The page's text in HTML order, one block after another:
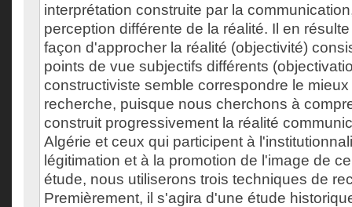
interprétation construite par la
perception différente de la réalité. Il en
façon d'approcher la réalité (objectivité)
points de vue subjectifs différents
constructiviste semble correspondre le
recherche, puisque nous cherchons à
construit progressivement la réalité
Algérie et ceux qui participent à
légitimation et à la promotion de l'image de
étude, nous utiliserons trois techniques de
Premièrement, il s'agira d'une étude